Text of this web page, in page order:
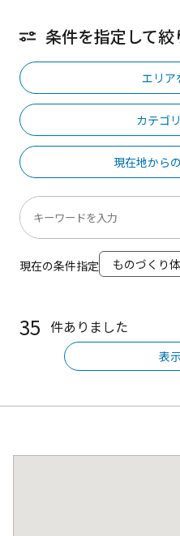
条件を指定して絞
エリア
カテゴ
現在地から
現在の条件指定 ものづくり
35 件ありました
表